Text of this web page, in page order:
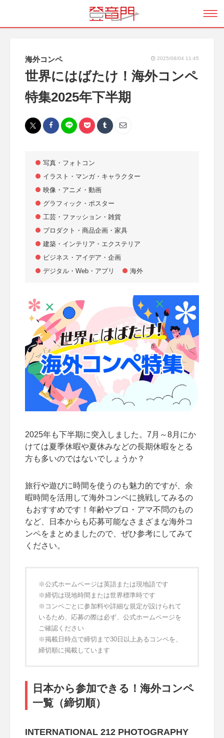
海外コンペ 2025/08/04 11:45
世界にはばたけ！海外コンペ
特集2025年下半期
写真・フォトコン
イラスト・マンガ・キャラクター
映像・アニメ・動画
グラフィック・ポスター
工芸・ファッション・雑貨
プロダクト・商品企画・家具
建築・インテリア・エクステリア
ビジネス・アイデア・企画
デジタル・Web・アプリ
海外
2025年も下半期に突入しました。7月～8月にか
けては夏季休暇や夏休みなどの長期休暇をとる
方も多いのではないでしょうか？
旅行や遊びに時間を使うのも魅力的ですが、余
暇時間を活用して海外コンペに挑戦してみるの
もおすすめです！年齢やプロ・アマ不問のもの
など、日本からも応募可能なさまざまな海外コ
ンペをまとめましたので、ぜひ参考にしてみて
ください。
※公式ホームページは英語または現地語です
※締切は現地時間または世界標準時です
※コンペごとに参加料や詳細な規定が設けられて
いるため、応募の際は必ず、公式ホームページを
ご確認ください
※掲載日時点で締切まで30日以上あるコンペを、
締切順に掲載しています
日本から参加できる！海外コンペ
一覧（締切順）
INTERNATIONAL 212 PHOTOGRAPHY